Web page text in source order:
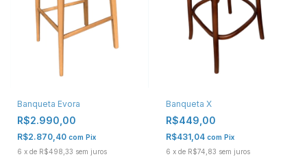
Banqueta Evora
R$2.990,00
R$2.870,40 com Pix
6 x de R$498,33 sem juros
Banqueta X
R$449,00
R$431,04 com Pix
6 x de R$74,83 sem juros